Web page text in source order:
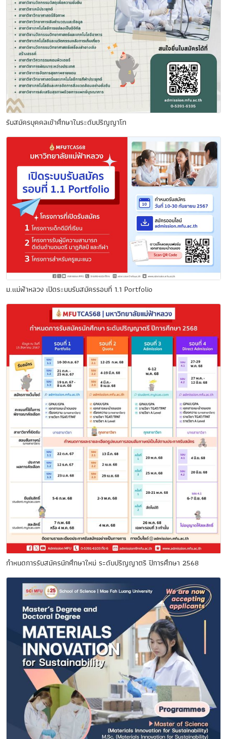
รับสมัครบุคคลเข้าศึกษาในระดับปริญญาโท
ม.แม่ฟ้าหลวง เปิดระบบรับสมัครรอบที่ 1.1 Portfolio
กำหนดการรับสมัครนักศึกษาใหม่ ระดับปริญญาตรี ปีการศึกษา 2568